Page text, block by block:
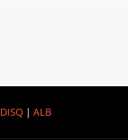
DISQ| ALB